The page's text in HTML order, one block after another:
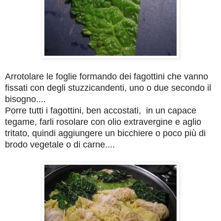
Arrotolare le foglie formando dei fagottini che vanno
fissati con degli stuzzicandenti, uno o due secondo il
bisogno....
Porre tutti i fagottini, ben accostati, in un capace
tegame, farli rosolare con olio extravergine e aglio
tritato, quindi aggiungere un bicchiere o poco più di
brodo vegetale o di carne....